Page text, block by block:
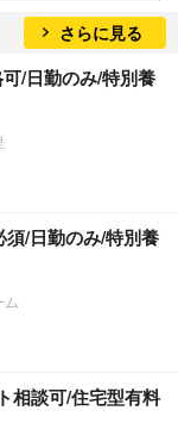
さらに見る
/日勤のみ/特別養
須/日勤のみ/特別養
相談可/住宅型有料